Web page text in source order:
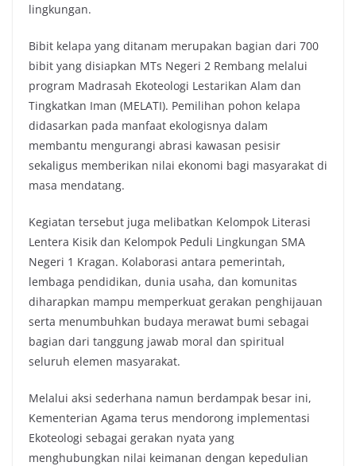
lingkungan.
Bibit kelapa yang ditanam merupakan bagian dari 700
bibit yang disiapkan MTs Negeri 2 Rembang melalui
program Madrasah Ekoteologi Lestarikan Alam dan
Tingkatkan Iman (MELATI). Pemilihan pohon kelapa
didasarkan pada manfaat ekologisnya dalam
membantu mengurangi abrasi kawasan pesisir
sekaligus memberikan nilai ekonomi bagi masyarakat di
masa mendatang.
Kegiatan tersebut juga melibatkan Kelompok Literasi
Lentera Kisik dan Kelompok Peduli Lingkungan SMA
Negeri 1 Kragan. Kolaborasi antara pemerintah,
lembaga pendidikan, dunia usaha, dan komunitas
diharapkan mampu memperkuat gerakan penghijauan
serta menumbuhkan budaya merawat bumi sebagai
bagian dari tanggung jawab moral dan spiritual
seluruh elemen masyarakat.
Melalui aksi sederhana namun berdampak besar ini,
Kementerian Agama terus mendorong implementasi
Ekoteologi sebagai gerakan nyata yang
menghubungkan nilai keimanan dengan kepedulian